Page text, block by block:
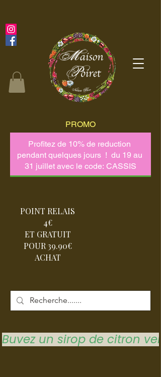
POINT RELAIS
4€
ET GRATUIT
POUR 39.90€
ACHAT
Buvez un sirop de citron
PROMO